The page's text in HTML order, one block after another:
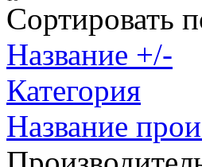
Сортировать
Название +/-
Категория
Название